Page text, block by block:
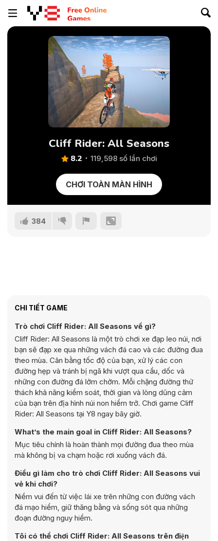
Cliff Rider: All Seasons
8.2 119,598 số lần chơi
CHƠI TOÀN MÀN HÌNH
384
CHI TIẾT GAME
Trò chơi Cliff Rider: All Seasons về gì?
Cliff Rider: All Seasons là một trò chơi xe đạp leo núi, nơi
bạn sẽ đạp xe qua những vách đá cao và các đường đua
theo mùa. Cân bằng tốc độ của bạn, xử lý các con
đường hẹp và tránh bị ngã khi vượt qua cầu, dốc và
những con đường đá lởm chởm. Mỗi chặng đường thử
thách khả năng kiểm soát, thời gian và lòng dũng cảm
của bạn trên địa hình núi non hiểm trở. Chơi game Cliff
Rider: All Seasons tại Y8 ngay bây giờ.
What’s the main goal in Cliff Rider: All Seasons?
Mục tiêu chính là hoàn thành mọi đường đua theo mùa
mà không bị va chạm hoặc rơi xuống vách đá.
Điều gì làm cho trò chơi Cliff Rider: All Seasons vui
vẻ khi chơi?
Niềm vui đến từ việc lái xe trên những con đường vách
đá mạo hiểm, giữ thăng bằng và sống sót qua những
đoạn đường nguy hiểm.
Tôi có thể chơi Cliff Rider: All Seasons trên điện